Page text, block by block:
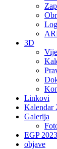
3D
Linkovi
Kalendar
Galerija
EGP 2023
objave